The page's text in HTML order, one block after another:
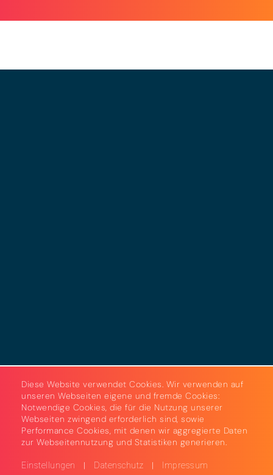
Diese Website verwendet Cookies. Wir verwenden auf
unseren Webseiten eigene und fremde Cookies:
Notwendige Cookies, die für die Nutzung unserer
Webseiten zwingend erforderlich sind, sowie
Performance Cookies, mit denen wir aggregierte Daten
zur Webseitennutzung und Statistiken generieren.
Einstellungen | Datenschutz | Impressum